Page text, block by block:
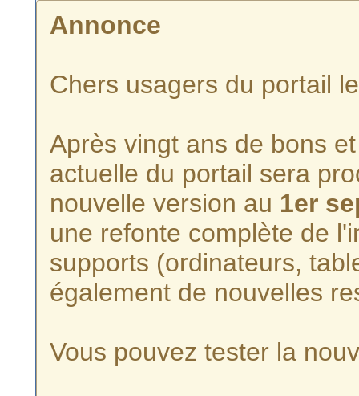
Annonce
Chers usagers du portail
Après vingt ans de bons
actuelle du portail sera
nouvelle version au 1er
une refonte complète de
supports (ordinateurs,
également de nouvelles
Vous pouvez tester la